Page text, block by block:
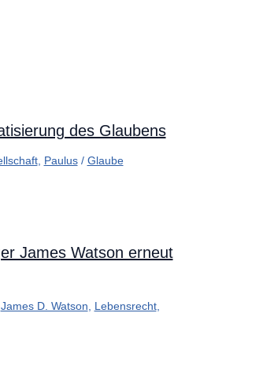
des Glaubens
, Paulus/ Glaube
James Watson erneut
James D. Watson Lebensrecht,